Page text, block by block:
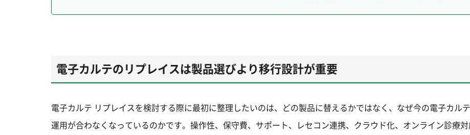
電子カルテのリプレイスは製品選びより移行設計が重要
電子カルテ リプレイスを検討する際に最初に整理したいのは、どの製品に替えるかではなく、なぜ今の電子カル
運用が合わなくなっているのかです。操作性、保守費、サポート、レセコン連携、クラウド化、オンライン診療